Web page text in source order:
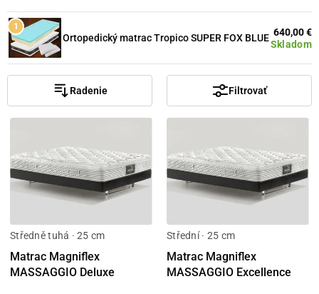
Ortopedický matrac Tropico SUPER FOX BLUE
Skladom
640,00 €
Radenie Filtrovať
Středně tuhá · 25 cm
Matrac Magniflex
MASSAGGIO Deluxe
Střední · 25 cm
Matrac Magniflex
MASSAGGIO Excellence